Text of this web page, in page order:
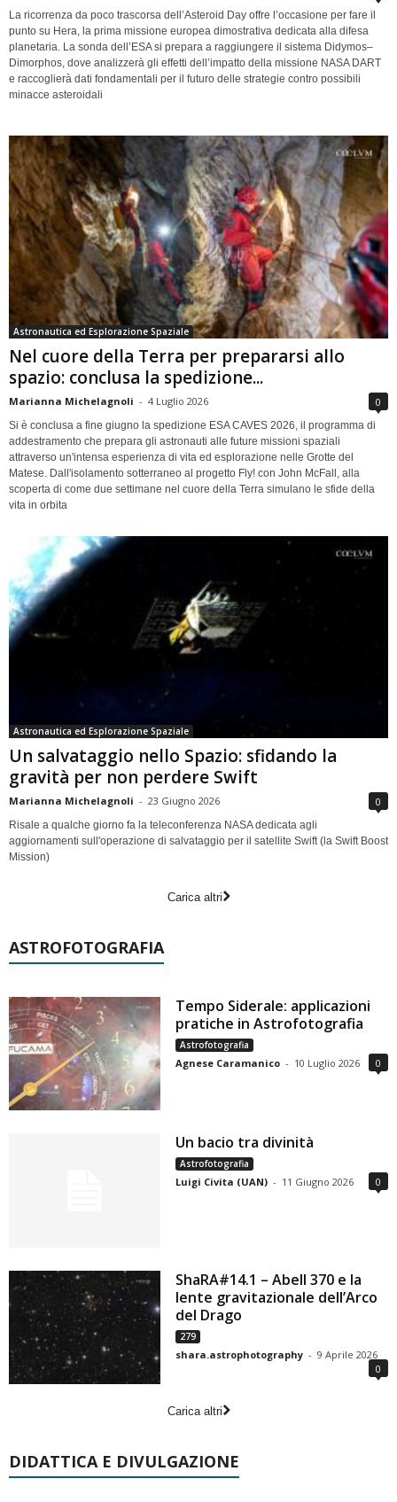
La ricorrenza da poco trascorsa dell’Asteroid Day offre l’occasione per fare il
punto su Hera, la prima missione europea dimostrativa dedicata alla difesa
planetaria. La sonda dell’ESA si prepara a raggiungere il sistema Didymos–
Dimorphos, dove analizzerà gli effetti dell’impatto della missione NASA DART
e raccoglierà dati fondamentali per il futuro delle strategie contro possibili
minacce asteroidali
Astronautica ed Esplorazione Spaziale
Nel cuore della Terra per prepararsi allo
spazio: conclusa la spedizione...
Marianna Michelagnoli - 4 Luglio 2026 0
Si è conclusa a fine giugno la spedizione ESA CAVES 2026, il programma di
addestramento che prepara gli astronauti alle future missioni spaziali
attraverso un'intensa esperienza di vita ed esplorazione nelle Grotte del
Matese. Dall'isolamento sotterraneo al progetto Fly! con John McFall, alla
scoperta di come due settimane nel cuore della Terra simulano le sfide della
vita in orbita
Astronautica ed Esplorazione Spaziale
Un salvataggio nello Spazio: sfidando la
gravità per non perdere Swift
Marianna Michelagnoli - 23 Giugno 2026 0
Risale a qualche giorno fa la teleconferenza NASA dedicata agli
aggiornamenti sull'operazione di salvataggio per il satellite Swift (la Swift Boost
Mission)
Carica altri
ASTROFOTOGRAFIA
Tempo Siderale: applicazioni
pratiche in Astrofotografia
Astrofotografia
Agnese Caramanico - 10 Luglio 2026 0
Un bacio tra divinità
Astrofotografia
Luigi Civita (UAN) - 11 Giugno 2026 0
ShaRA#14.1 – Abell 370 e la
lente gravitazionale dell’Arco
del Drago
279
shara.astrophotography - 9 Aprile 2026
0
Carica altri
DIDATTICA E DIVULGAZIONE